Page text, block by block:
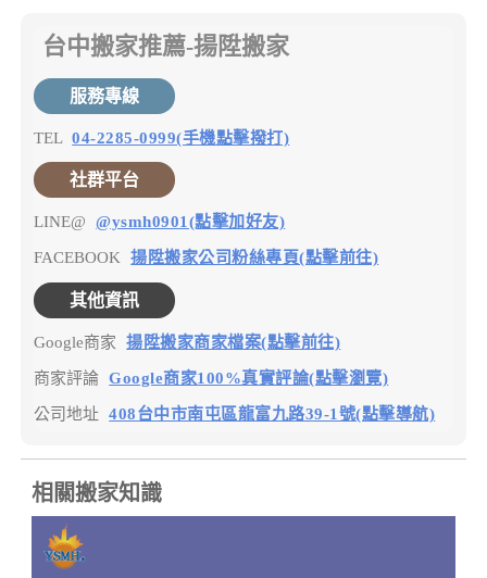
台中搬家推薦-揚陞搬家
服務專線
TEL 04-2285-0999(手機點擊撥打)
社群平台
LINE@ @ysmh0901(點擊加好友)
FACEBOOK 揚陞搬家公司粉絲專頁(點擊前往)
其他資訊
Google商家 揚陞搬家商家檔案(點擊前往)
商家評論 Google商家100%真實評論(點擊瀏覽)
公司地址 408台中市南屯區龍富九路39-1號(點擊導航)
相關搬家知識